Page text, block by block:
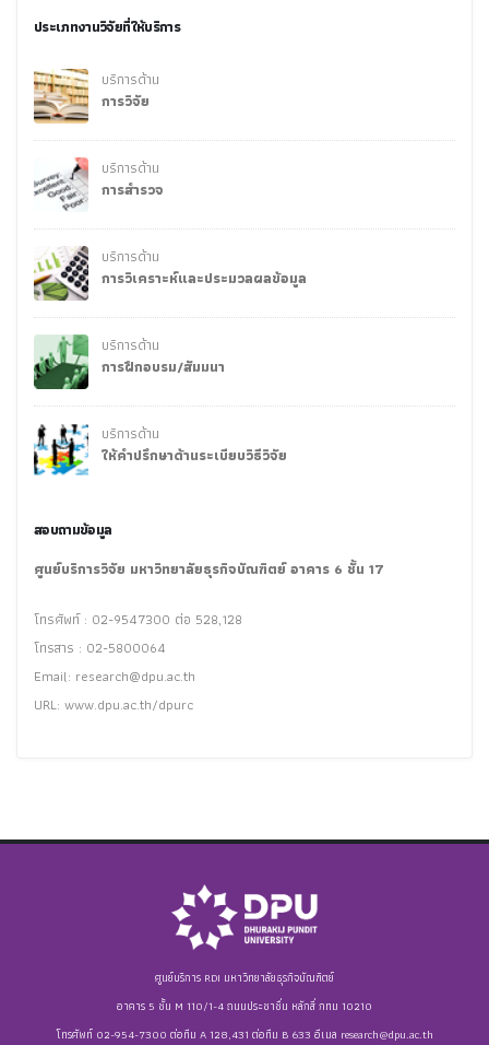
ประเภทงานวิจัยที่ให้บริการ
บริการด้าน
การวิจัย
บริการด้าน
การสำรวจ
บริการด้าน
การวิเคราะห์และประมวลผลข้อมูล
บริการด้าน
การฝึกอบรม/สัมมนา
บริการด้าน
ให้คำปรึกษาด้านระเบียบวิธีวิจัย
สอบถามข้อมูล
ศูนย์บริการวิจัย มหาวิทยาลัยธุรกิจบัณฑิตย์ อาคาร 6 ชั้น 17
โทรศัพท์ : 02-9547300 ต่อ 528,128
โทรสาร : 02-5800064
Email: research@dpu.ac.th
URL: www.dpu.ac.th/dpurc
ศูนย์บริการ RDI มหาวิทยาลัยธุรกิจบัณฑิตย์
อาคาร 5 ชั้น M 110/1-4 ถนนประชาชื่น หลักสี่ กทม 10210
โทรศัพท์ 02-954-7300 ต่อทีม A 128,431 ต่อทีม B 633 อีเมล research@dpu.ac.th